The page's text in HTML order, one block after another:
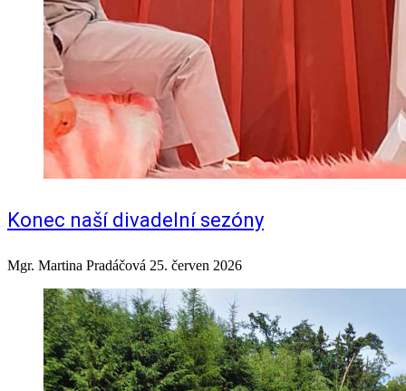
Konec naší divadelní sezóny
Mgr. Martina Pradáčová 25. červen 2026